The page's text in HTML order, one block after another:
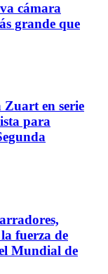
cámara
grande que
Zuart en serie
para
fuerza de
Mundial de